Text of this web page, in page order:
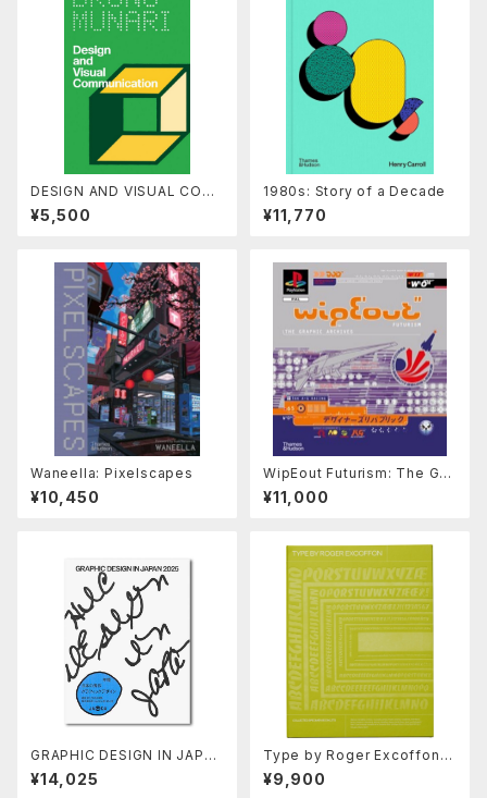
DESIGN AND VISUAL COM
MUNICATION by Bruno Mu
nari
¥5,500
1980s: Story of a Decade
¥11,770
Waneella: Pixelscapes
¥10,450
WipEout Futurism: The Gra
phic Archives
¥11,000
GRAPHIC DESIGN IN JAPAN
2025
¥14,025
Type by Roger Excoffon:
Collected Specimen Bookl
ets
¥9,900